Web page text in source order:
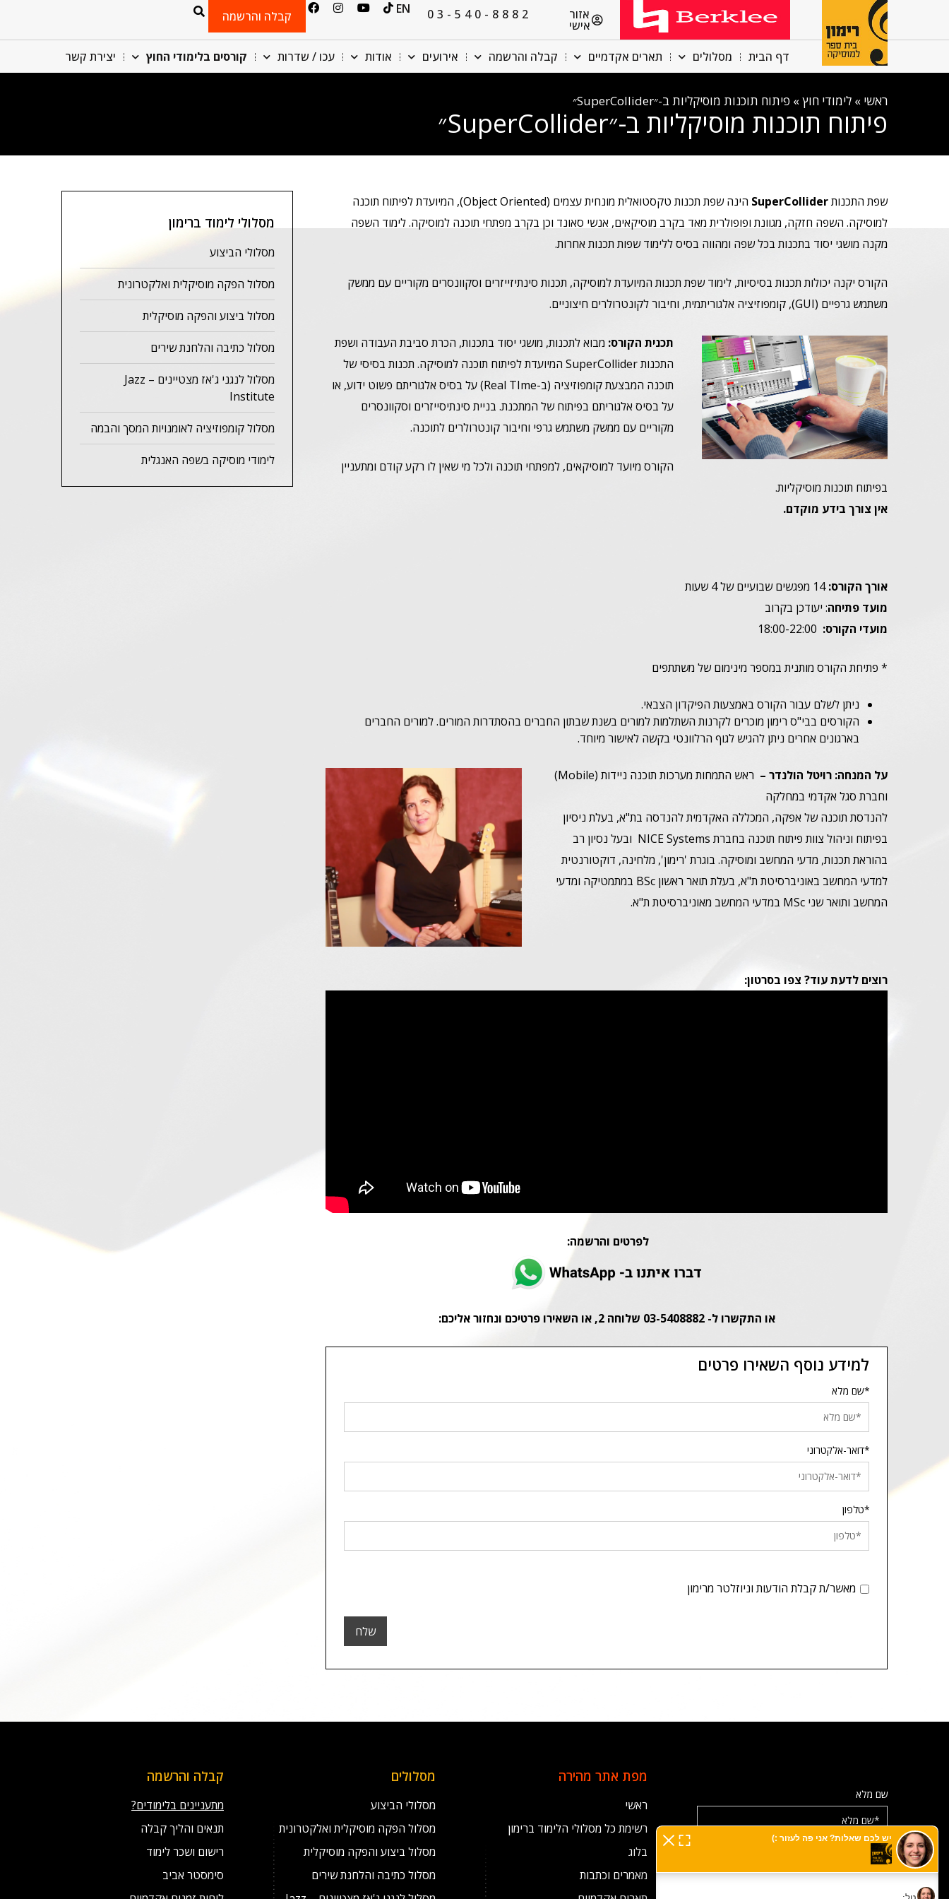
אזור
אישי
03-540-8882
EN קבלה והרשמה
דף הבית מסלולים תארים אקדמיים קבלה והרשמה אירועים אודות עכו / שדרות קורסים בלימודי החוץ יצירת קשר
ראשי » לימודי חוץ» פיתוח תוכנות מוסיקליות ב-״SuperCollider״
פיתוח תוכנות מוסיקליות ב-״SuperCollider״
שפת התכנותSuperCollider
הינה שפת תכנות טקסטואלית מונחית עצמים (Object Oriented), המיועדת לפיתוח תוכנה
למוסיקה. השפה חזקה, מגוונת ופופולרית מאד בקרב מוסיקאים, אנשי סאונד וכן בקרב מפתחי תוכנה למוסיקה. לימוד השפה
מקנה מושגי יסוד בתכנות בכל שפה ומהווה בסיס ללימוד שפות תכנות אחרות.
הקורס יקנה יכולות תכנות בסיסיות, לימוד שפת תכנות המיועדת למוסיקה, תכנות סינתיזייזרים וסקוונסרים מקוריים עם ממשק
משתמש גרפיים (GUI), קומפוזיציה אלגוריתמית, וחיבור לקונטרולרים חיצוניים.
תכנית הקורס: מבוא לתכנות, מושגי יסוד בתכנות, הכרת סביבת העבודה ושפת
התכנות SuperCollider המיועדת לפיתוח תוכנה למוסיקה. תכנות בסיסי של
תוכנה המבצעת קומפוזיציה (ב-Real TIme) על בסיס אלגוריתם פשוט ידוע, או
על בסיס אלגוריתם בפיתוח של המתכנת. בניית סינתיסייזרים וסקוונסרים
מקוריים עם ממשק משתמש גרפי וחיבור קונטרולרים לתוכנה.
הקורס מיועד למוסיקאים, למפתחי תוכנה ולכל מי שאין לו רקע קודם ומתעניין
בפיתוח תוכנות מוסיקליות.
אין צורך בידע מוקדם.
אורך הקורס:14 מפגשים שבועיים של 4 שעות
מועד פתיחה: יעודכן בקרוב
מועדי הקורס:
* פתיחת הקורס מותנית במספר מינימום של משתתפים
ניתן לשלם עבור הקורס באמצעות הפיקדון הצבאי.
הקורסים בבי"ס רימון מוכרים לקרנות השתלמות למורים בשנת שבתון החברים בהסתדרות המורים. למורים החברים
בארגונים אחרים ניתן להגיש לגוף הרלוונטי בקשה לאישור מיוחד.
על המנחה: רויטל הולנדר –
ראש התמחות מערכות תוכנה ניידות (Mobile)
וחברת סגל אקדמי במחלקה
להנדסת תוכנה של אפקה, המכללה האקדמית להנדסה בת"א, בעלת ניסיון
בפיתוח וניהול צוות פיתוח תוכנה בחברת NICE Systems ובעל נסיון רב
בהוראת תכנות, מדעי המחשב ומוסיקה. בוגרת 'רימון', מלחינה, דוקטורנטית
למדעי המחשב באוניברסיטת ת"א, בעלת תואר ראשון BSc במתמטיקה ומדעי
המחשב ותואר שני MSc במדעי המחשב מאוניברסיטת ת"א.
רוצים לדעת עוד? צפו בסרטון:
לפרטים והרשמה:
או התקשרו ל- 03-5408882 שלוחה 2, או השאירו פרטיכם ונחזור אליכם:
למידע נוסף השאירו פרטים
*שם מלא
*דואר-אלקטרוני
*טלפון
מאשר/ת קבלת הודעות וניוזלטר מרימון
מסלולי לימוד ברימון
מסלולי הביצוע
מסלול הפקה מוסיקלית ואלקטרונית
מסלול ביצוע והפקה מוסיקלית
מסלול כתיבה והלחנת שירים
מסלול לנגני ג'אז מצטיינים – Jazz
Institute
מסלול קומפוזיציה לאומנויות המסך והבמה
לימודי מוסיקה בשפה האנגלית
שם מלא
אימייל
מפת אתר מהירה
ראשי
רשימת כל מסלולי הלימוד ברימון
בלוג
מאמרים וכתבות
מסלולים
מסלולי הביצוע
מסלול הפקה מוסיקלית ואלקטרונית
מסלול ביצוע והפקה מוסיקלית
מסלול כתיבה והלחנת שירים
קבלה והרשמה
מתעניינים בלימודים?
תנאים והליך קבלה
רישום ושכר לימוד
סימסטר אביב